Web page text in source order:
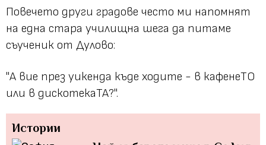
Повечето други градове често ми напомнят
на една стара училищна шега да питаме
съученик от Дулово:
"А вие през уикенда къде ходите - в кафенеТО
или в дискотекаТА?".
Истории